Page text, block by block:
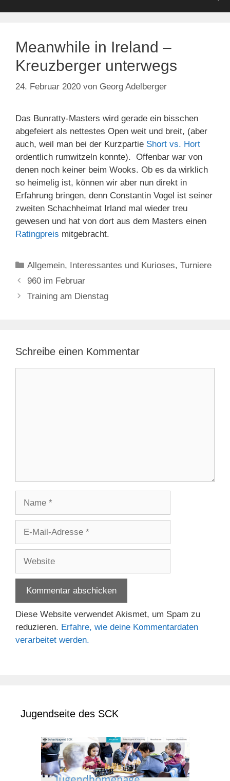
Meanwhile in Ireland –
Kreuzberger unterwegs
24. Februar 2020 von Georg Adelberger
Das Bunratty-Masters wird gerade ein bisschen
abgefeiert als nettestes Open weit und breit, (aber
auch, weil man bei der Kurzpartie Short vs. Hort
ordentlich rumwitzeln konnte). Offenbar war von
denen noch keiner beim Wooks. Ob es da wirklich
so heimelig ist, können wir aber nun direkt in
Erfahrung bringen, denn Constantin Vogel ist seiner
zweiten Schachheimat Irland mal wieder treu
gewesen und hat von dort aus dem Masters einen
Ratingpreis mitgebracht.
Kategorien
Allgemein, Interessantes und Kurioses,Turniere
960 im Februar
Training am Dienstag
Schreibe einen Kommentar
Adresse
Diese Website verwendet Akismet, um Spam zu
reduzieren. Erfahre, wie deine Kommentardaten
verarbeitet werden.
Jugendseite des SCK